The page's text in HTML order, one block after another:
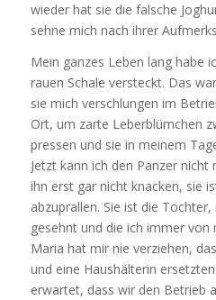
wieder hat sie die falsche
sehne mich nach ihrer
Mein ganzes Leben lang habe
rauen Schale versteckt. Das
sie mich verschlungen im
Ort, um zarte Leberblümchen
pressen und sie in meinem
Jetzt kann ich den Panzer
ihn erst gar nicht knacken, sie
abzuprallen. Sie ist die
gesehnt und die ich immer von
Maria hat mir nie verziehen,
und eine Haushälterin
erwartet, dass wir den Betrieb